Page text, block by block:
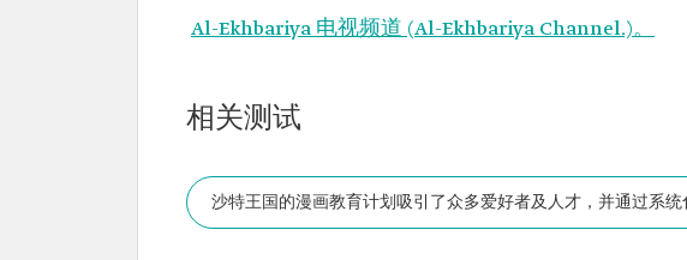
Al-Ekhbariya 电视频道 (Al-Ekhbariya Channel.)。
相关测试
沙特王国的漫画教育计划吸引了众多爱好者及人才，并通过系统